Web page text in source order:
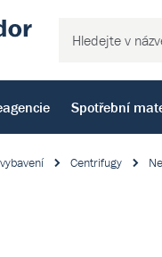
Spotřební
Centrifugy